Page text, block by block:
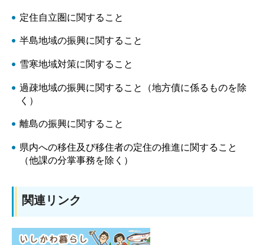
定住自立圏に関すること
半島地域の振興に関すること
雪寒地域対策に関すること
過疎地域の振興に関すること（地方債に係るものを除
く）
離島の振興に関すること
県内への移住及び移住者の定住の推進に関すること
（他課の分掌事務を除く）
関連リンク